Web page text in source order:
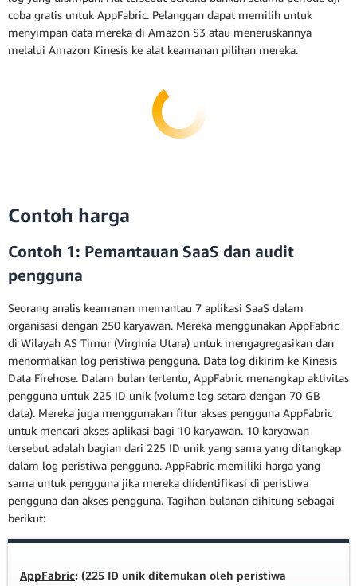
coba gratis untuk AppFabric. Pelanggan dapat memilih untuk
menyimpan data mereka di Amazon S3 atau meneruskannya
melalui Amazon Kinesis ke alat keamanan pilihan mereka.
Contoh harga
Contoh 1: Pemantauan SaaS dan audit
pengguna
Seorang analis keamanan memantau 7 aplikasi SaaS dalam
organisasi dengan 250 karyawan. Mereka menggunakan AppFabric
di Wilayah AS Timur (Virginia Utara) untuk mengagregasikan dan
menormalkan log peristiwa pengguna. Data log dikirim ke Kinesis
Data Firehose. Dalam bulan tertentu, AppFabric menangkap aktivitas
pengguna untuk 225 ID unik (volume log setara dengan 70 GB
data). Mereka juga menggunakan fitur akses pengguna AppFabric
untuk mencari akses aplikasi bagi 10 karyawan. 10 karyawan
tersebut adalah bagian dari 225 ID unik yang sama yang ditangkap
dalam log peristiwa pengguna. AppFabric memiliki harga yang
sama untuk pengguna jika mereka diidentifikasi di peristiwa
pengguna dan akses pengguna. Tagihan bulanan dihitung sebagai
berikut:
AppFabric: (225 ID unik ditemukan oleh peristiwa